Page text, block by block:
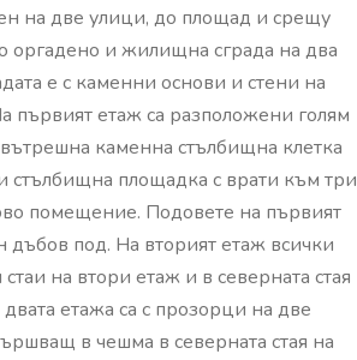
на две улици, до площад и срещу
оргадено и жилищна сграда на два
е с каменни основи и стени на
първият етаж са разположени голям
каменна стълбищна клетка
стълбищна площадка с врати към три
помещение. Подовете на първият
дъбов под. На вторият етаж всички
на втори етаж и в северната стая
етажа са с прозорци на две
в чешма в северната стая на